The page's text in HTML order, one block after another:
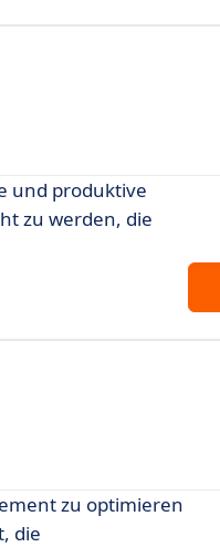
und produktive
zu werden, die
zu optimieren
die